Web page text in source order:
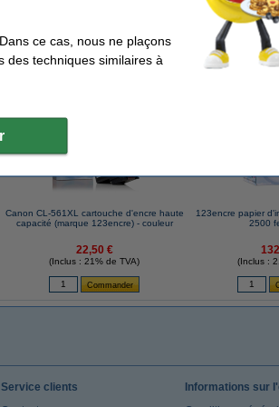
55 dB
828960
votre
Canon CL-561XL cartouche d'encre haute
capacité (marque 123encre) - couleur
22,50 €
(Inclus : 21% de TVA)
123encre papier
2500
(Inclus :
Service clients
Informations sur
ce cas, nous ne plaçons
des techniques similaires à